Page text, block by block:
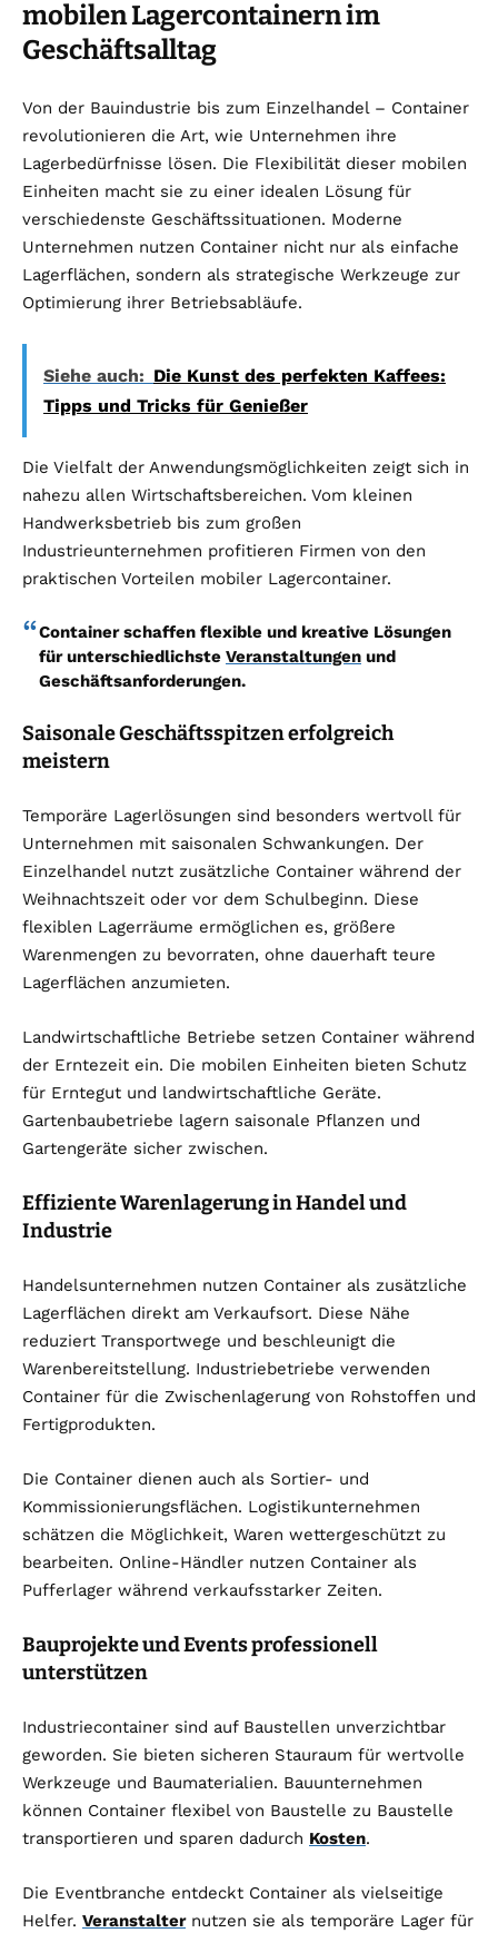
mobilen Lagercontainern im
Geschäftsalltag
Von der Bauindustrie bis zum Einzelhandel – Container
revolutionieren die Art, wie Unternehmen ihre
Lagerbedürfnisse lösen. Die Flexibilität dieser mobilen
Einheiten macht sie zu einer idealen Lösung für
verschiedenste Geschäftssituationen. Moderne
Unternehmen nutzen Container nicht nur als einfache
Lagerflächen, sondern als strategische Werkzeuge zur
Optimierung ihrer Betriebsabläufe.
Siehe auch: Die Kunst des perfekten Kaffees:
Tipps und Tricks für Genießer
Die Vielfalt der Anwendungsmöglichkeiten zeigt sich in
nahezu allen Wirtschaftsbereichen. Vom kleinen
Handwerksbetrieb bis zum großen
Industrieunternehmen profitieren Firmen von den
praktischen Vorteilen mobiler Lagercontainer.
Container schaffen flexible und kreative Lösungen
für unterschiedlichste Veranstaltungen und
Geschäftsanforderungen.
Saisonale Geschäftsspitzen erfolgreich
meistern
Temporäre Lagerlösungen sind besonders wertvoll für
Unternehmen mit saisonalen Schwankungen. Der
Einzelhandel nutzt zusätzliche Container während der
Weihnachtszeit oder vor dem Schulbeginn. Diese
flexiblen Lagerräume ermöglichen es, größere
Warenmengen zu bevorraten, ohne dauerhaft teure
Lagerflächen anzumieten.
Landwirtschaftliche Betriebe setzen Container während
der Erntezeit ein. Die mobilen Einheiten bieten Schutz
für Erntegut und landwirtschaftliche Geräte.
Gartenbaubetriebe lagern saisonale Pflanzen und
Gartengeräte sicher zwischen.
Effiziente Warenlagerung in Handel und
Industrie
Handelsunternehmen nutzen Container als zusätzliche
Lagerflächen direkt am Verkaufsort. Diese Nähe
reduziert Transportwege und beschleunigt die
Warenbereitstellung. Industriebetriebe verwenden
Container für die Zwischenlagerung von Rohstoffen und
Fertigprodukten.
Die Container dienen auch als Sortier- und
Kommissionierungsflächen. Logistikunternehmen
schätzen die Möglichkeit, Waren wettergeschützt zu
bearbeiten. Online-Händler nutzen Container als
Pufferlager während verkaufsstarker Zeiten.
Bauprojekte und Events professionell
unterstützen
Industriecontainer sind auf Baustellen unverzichtbar
geworden. Sie bieten sicheren Stauraum für wertvolle
Werkzeuge und Baumaterialien. Bauunternehmen
können Container flexibel von Baustelle zu Baustelle
transportieren und sparen dadurch Kosten.
Die Eventbranche entdeckt Container als vielseitige
Helfer. Veranstalternutzen sie als temporäre Lager für